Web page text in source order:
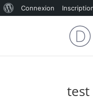
WordPress
Connexion
test